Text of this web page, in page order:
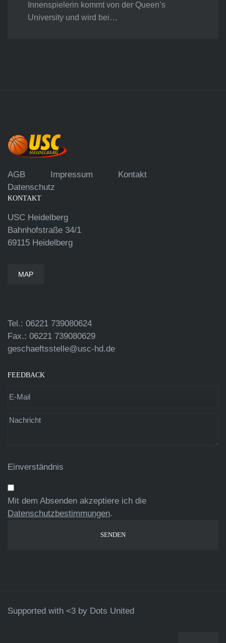
Innenspielerin kommt von der Queen’s
University und wird bei…
AGB Impressum
Kontakt
Datenschutz
KONTAKT
USC Heidelberg
Bahnhofstraße 34/1
69115 Heidelberg
MAP
Tel.: 06221 739080624
Fax.: 06221 739080629
geschaeftsstelle@usc-hd.de
FEEDBACK
Einverständnis
Mit dem Absenden akzeptiere ich die
Datenschutzbestimmungen.
Supported with <3 by Dots United